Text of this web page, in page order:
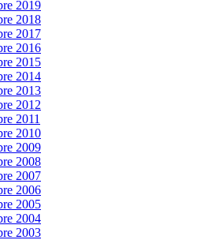
2019
2018
2017
2016
2015
2014
2013
2012
2011
2010
2009
2008
2007
2006
2005
2004
2003